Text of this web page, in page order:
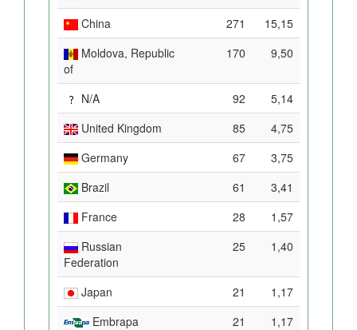
China
271
15,15
Moldova, Republic
of
170 9,50
N/A 92
5,14
United Kingdom
85
4,75
Germany
67
3,75
Brazil
61
3,41
France
28
1,57
Russian
Federation
25 1,40
Japan 21
1,17
Embrapa
21
1,17